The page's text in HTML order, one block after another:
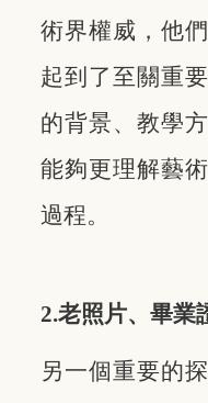
術界權威，他
起到了至關重
的背景、教學
能夠更理解藝
過程。
2.老照片、畢業
另一個重要的